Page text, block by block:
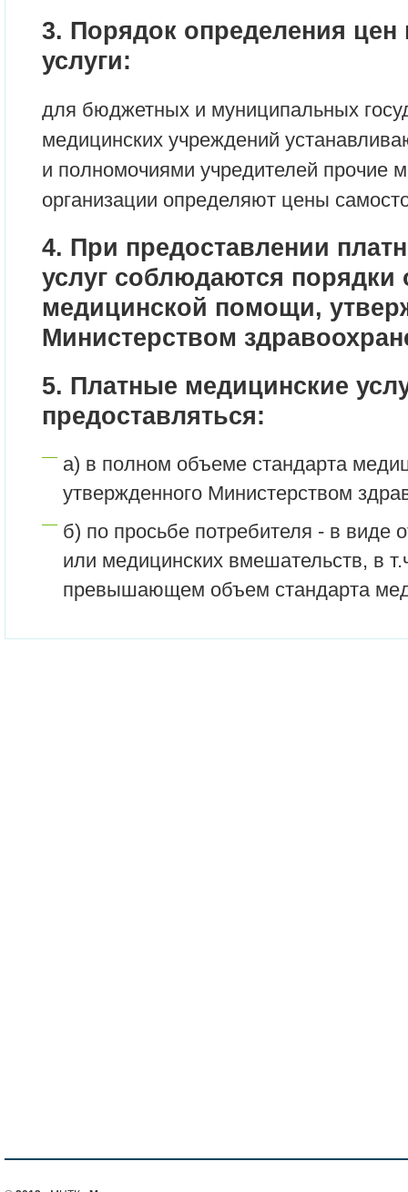
3. Порядок определения цен
услуги:
для бюджетных и муниципальных
медицинских учреждений
и полномочиями учредителей прочие
организации определяют цены
4. При предоставлении
услуг соблюдаются порядки
медицинской помощи,
Министерством
5. Платные медицинские
предоставляться:
а) в полном объеме стандарта
утвержденного Министерством
б) по просьбе потребителя - в виде
или медицинских вмешательств, в
превышающем объем стандарта